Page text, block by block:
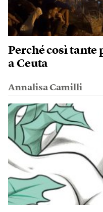
Perché così tante
a Ceuta
Annalisa Camilli